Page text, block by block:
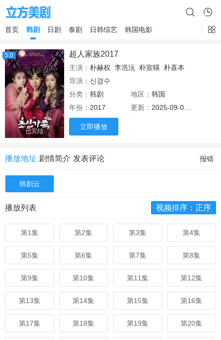
首页 韩剧 日剧 泰剧 日韩综艺 韩国电影
5.0
已完结
超人家族2017
主演： 朴赫权 李浩沅 朴宣暎 朴喜本
导演： 신경수
分类： 韩剧 地区： 韩国
年份： 2017 更新： 2025-09-03 22:15
立即播放
播放地址 剧情简介 发表评论 报错
韩剧云
播放列表 视频排序：正序
第1集 第2集 第3集 第4集
第5集 第6集 第7集 第8集
第9集 第10集 第11集 第12集
第13集 第14集 第15集 第16集
第17集 第18集 第19集 第20集